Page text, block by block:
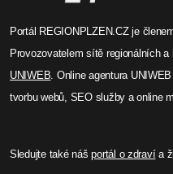
Portál REGIONPLZEN.CZ je
Provozovatelem sítě regionálních
UNIWEB. Online agentura
tvorbu webů, SEO služby a online
Sledujte také nášportál o zdravía